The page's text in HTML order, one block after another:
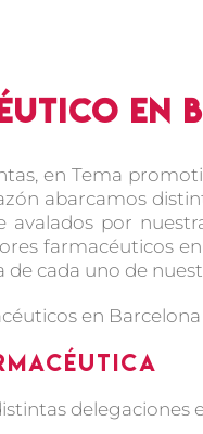
en
en Tema
abarcamos
avalados por
farmacéuticos
cada uno de
en Barcelona
delegaciones